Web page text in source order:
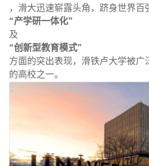
，滑大迅速崭露头角，跻身世界百
“产学研一体化”
及
“创新型教育模式”
方面的突出表现，滑铁卢大学被广
的高校之一。